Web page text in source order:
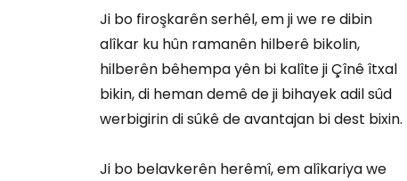
Ji bo firoşkarên serhêl, em ji we re dibin
alîkar ku hûn ramanên hilberê bikolin,
hilberên bêhempa yên bi kalîte ji Çînê îtxal
bikin, di heman demê de ji bihayek adil sûd
werbigirin di sûkê de avantajan bi dest bixin.
Ji bo belavkerên herêmî, em alîkariya we